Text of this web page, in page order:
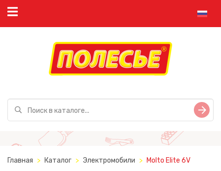
Главная Каталог Электромобили Molto Elite 6V